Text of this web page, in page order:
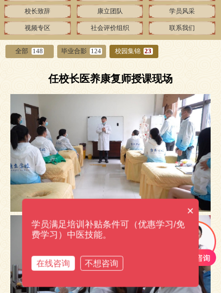
校长致辞 康立团队 学员风采
视频专区 社会评价组织 联系我们
全部 148 毕业合影 124 校园集锦 23
任校长医养康复师授课现场
×
学员满足培训补贴条件可（优惠学习/免
费学习）中医技能。
在线咨询 不想咨询